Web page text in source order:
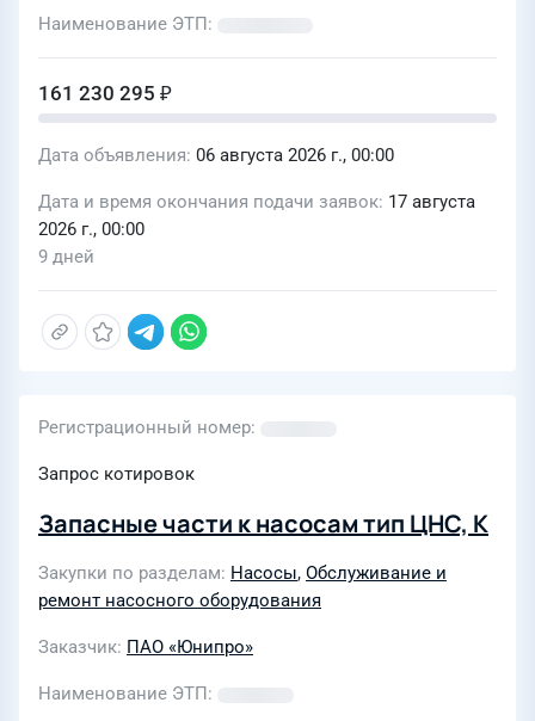
Наименование ЭТП
161 230 295 ₽
Дата объявления 06 августа 2026 г., 00:00
Дата и время окончания подачи заявок 17 августа
2026 г., 00:00
9 дней
Регистрационный номер
Запрос котировок
Запасные части к насосам тип ЦНС, К
Закупки по разделам Насосы, Обслуживание и
ремонт насосного оборудования
Заказчик ПАО «Юнипро»
Наименование ЭТП